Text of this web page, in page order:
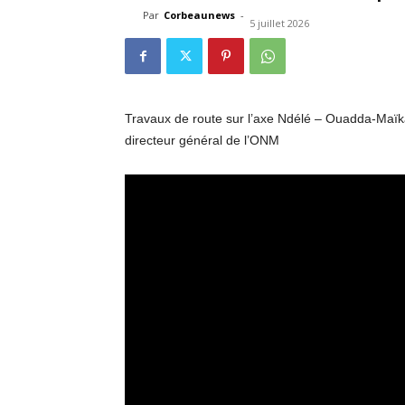
Par Corbeaunews -
5 juillet 2026
Travaux de route sur l’axe Ndélé – Ouadda-
directeur général de l’ONM